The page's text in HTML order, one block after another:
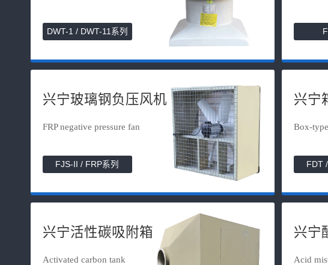
DWT-1 / DWT-11系列
兴宁玻璃钢负压风机
FRP negative pressure fan
FJS-II / FRP系列
兴宁
Box-
FDT
兴宁活性碳吸附箱
Activated carbon tank
兴宁
Acid